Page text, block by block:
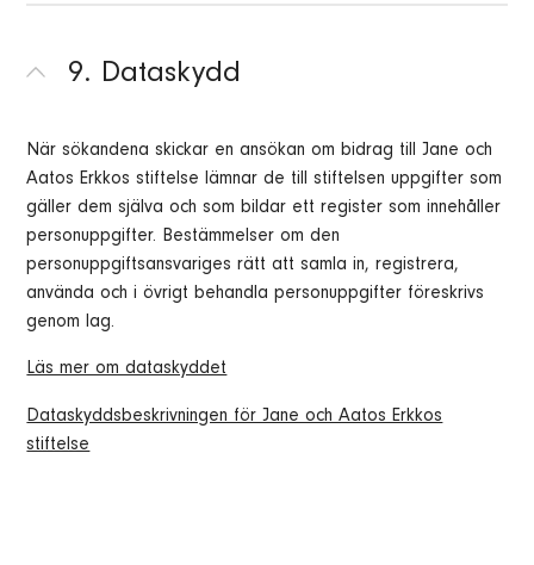
9. Dataskydd
När sökandena skickar en ansökan om bidrag till Jane och
Aatos Erkkos stiftelse lämnar de till stiftelsen uppgifter som
gäller dem själva och som bildar ett register som innehåller
personuppgifter. Bestämmelser om den
personuppgiftsansvariges rätt att samla in, registrera,
använda och i övrigt behandla personuppgifter föreskrivs
genom lag.
Läs mer om dataskyddet
Dataskyddsbeskrivningen för Jane och Aatos Erkkos
stiftelse